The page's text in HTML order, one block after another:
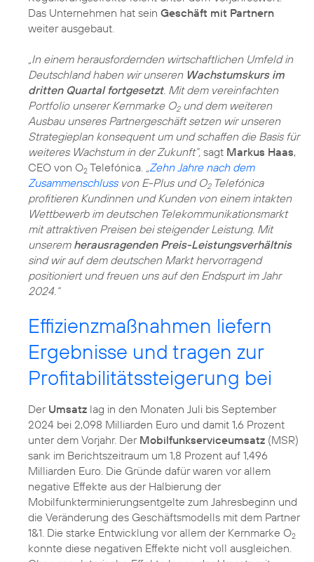
Das Unternehmen hat sein Geschäft mit Partnern
weiter ausgebaut.
„In einem herausfordernden wirtschaftlichen Umfeld in
Deutschland haben wir unseren Wachstumskurs im
dritten Quartal fortgesetzt. Mit dem vereinfachten
Portfolio unserer Kernmarke O2und dem weiteren
Ausbau unseres Partnergeschäft setzen wir unseren
Strategieplan konsequent um und schaffen die Basis für
weiteres Wachstum in der Zukunft“, sagt Markus Haas,
CEO von O2 Telefónica. „Zehn Jahre nach dem
Zusammenschlussvon E-Plus und O2Telefónica
profitieren Kundinnen und Kunden von einem intakten
Wettbewerb im deutschen Telekommunikationsmarkt
mit attraktiven Preisen bei steigender Leistung. Mit
unserem herausragenden Preis-Leistungsverhältnis
sind wir auf dem deutschen Markt hervorragend
positioniert und freuen uns auf den Endspurt im Jahr
2024.“
Effizienzmaßnahmen liefern
Ergebnisse und tragen zur
Profitabilitätssteigerung bei
Der Umsatz lag in den Monaten Juli bis September
2024 bei 2,098 Milliarden Euro und damit 1,6 Prozent
unter dem Vorjahr. Der Mobilfunkserviceumsatz (MSR)
sank im Berichtszeitraum um 1,8 Prozent auf 1,496
Milliarden Euro. Die Gründe dafür waren vor allem
negative Effekte aus der Halbierung der
Mobilfunkterminierungsentgelte zum Jahresbeginn und
die Veränderung des Geschäftsmodells mit dem Partner
1&1. Die starke Entwicklung vor allem der Kernmarke O2
konnte diese negativen Effekte nicht voll ausgleichen.